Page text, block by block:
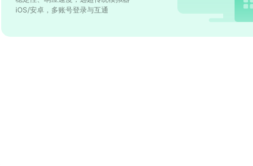
iOS/安卓，多账号登录与互通